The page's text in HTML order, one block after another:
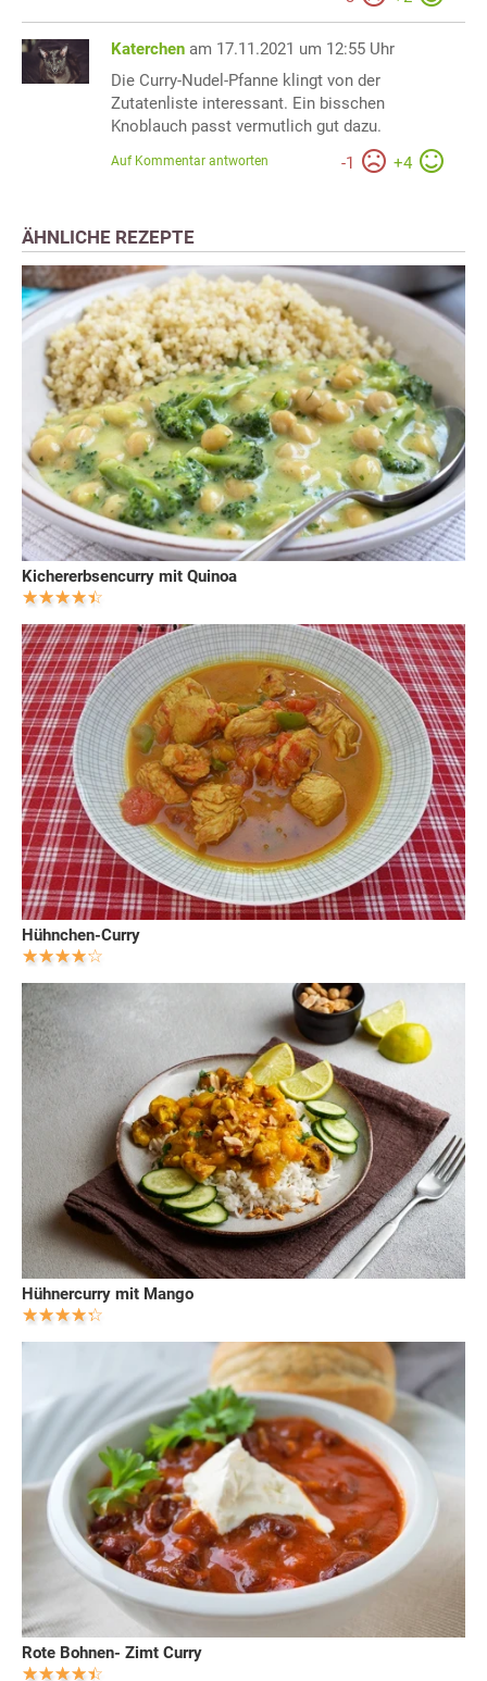
Katerchen am 17.11.2021 um 12:55 Uhr
Die Curry-Nudel-Pfanne klingt von der
Zutatenliste interessant. Ein bisschen
Knoblauch passt vermutlich gut dazu.
-1 +4
Auf Kommentar antworten
ÄHNLICHE REZEPTE
Kichererbsencurry mit Quinoa
Hühnchen-Curry
Hühnercurry mit Mango
Rote Bohnen- Zimt Curry